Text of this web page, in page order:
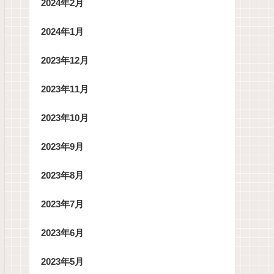
2024年2月
2024年1月
2023年12月
2023年11月
2023年10月
2023年9月
2023年8月
2023年7月
2023年6月
2023年5月